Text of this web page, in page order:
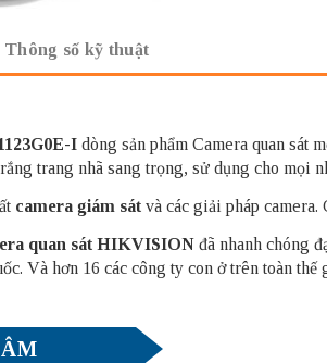
Thông số kỹ thuật
I dòng sản phẩm Camera quan sát
trang nhã sang trọng, sử dụng cho mọi
camera giám sát và các giải pháp
quan sát HIKVISION đã nhanh chóng
Và hơn 16 các công ty con ở trên toàn